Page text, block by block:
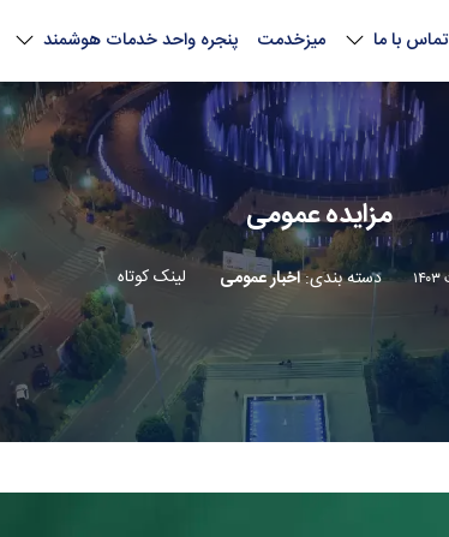
تماس با ما میزخدمت پنجره واحد خدمات هوشمند
مزایده عمومی
دسته بندی:اخبار عمومی لینک کوتاه